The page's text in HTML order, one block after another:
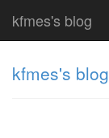
kfmes's blog
kfmes's blog